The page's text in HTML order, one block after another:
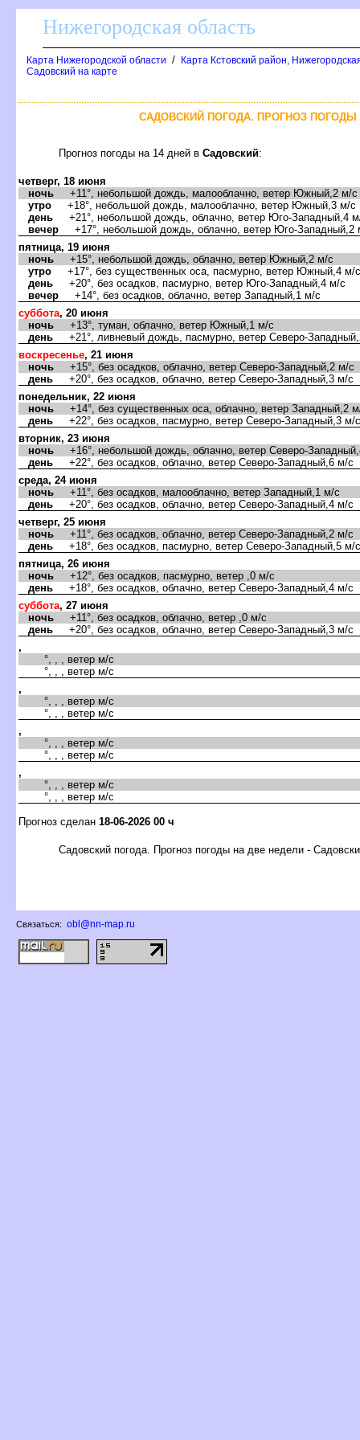
Нижегородская область
Карта Нижегородской области /
Карта Кстовский район,
Садовский на карте
САДОВСКИЙ ПОГОДА. ПРОГНОЗ
Прогноз погоды на 14 дней Садовский:
четверг, 18 июня
ночь +11°, небольшой дождь, малооблачно, ветер Южный,2 м/с
утро +18°, небольшой дождь, малооблачно, ветер Южный,3 м/с
день +21°, небольшой дождь, облачно, ветер Юго-Западный,4
ечер +17°, небольшой дождь, облачно, ветер Юго-Западный,2
пятница, 19 июня
ночь +15°, небольшой дождь, облачно, ветер Южный,2 м/с
утро +17°, без существенных оса, пасмурно, ветер Южный,4 м/с
день +20°, без осадков, пасмурно, ветер Юго-Западный,4 м/с
ечер +14°, без осадков, облачно, ветер Западный,1 м/с
суббота, 20 июня
ночь +13°, туман, облачно, ветер Южный,1 м/с
день +21°, ливневый дождь, пасмурно, ветер Северо-
оскресенье, 21 июня
ночь +15°, без осадков, облачно, ветер Северо-Западный,2 м/с
день +20°, без осадков, облачно, ветер Северо-Западный,3 м/с
понедельник, 22 июня
ночь +14°, без существенных оса, облачно, ветер Западный,2
день +22°, без осадков, пасмурно, ветер Северо-Западный,3 м/с
торник, 23 июня
ночь +16°, небольшой дождь, облачно, ветер Северо-
день +22°, без осадков, облачно, ветер Северо-Западный,6 м/с
среда, 24 июня
ночь +11°, без осадков, малооблачно, ветер Западный,1 м/с
день +20°, без осадков, облачно, ветер Северо-Западный,4 м/с
четверг, 25 июня
ночь +11°, без осадков, облачно, ветер Северо-Западный,2 м/с
день +18°, без осадков, пасмурно, ветер Северо-Западный,5 м/с
пятница, 26 июня
ночь +12°, без осадков, пасмурно, ветер ,0 м/с
день +18°, без осадков, облачно, ветер Северо-Западный,4 м/с
суббота, 27 июня
ночь +11°, без осадков, облачно, ветер ,0 м/с
день +20°, без осадков, облачно, ветер Северо-Западный,3 м/с
,
°, , , ветер м/с
°, , , ветер м/с
,
°, , , ветер м/с
°, , , ветер м/с
,
°, , , ветер м/с
°, , , ветер м/с
,
°, , , ветер м/с
°, , , ветер м/с
Прогноз сделан 18-06-2026 00 ч
Садовский погода. Прогноз погоды на две недели -
Связаться: obl@nn-map.ru